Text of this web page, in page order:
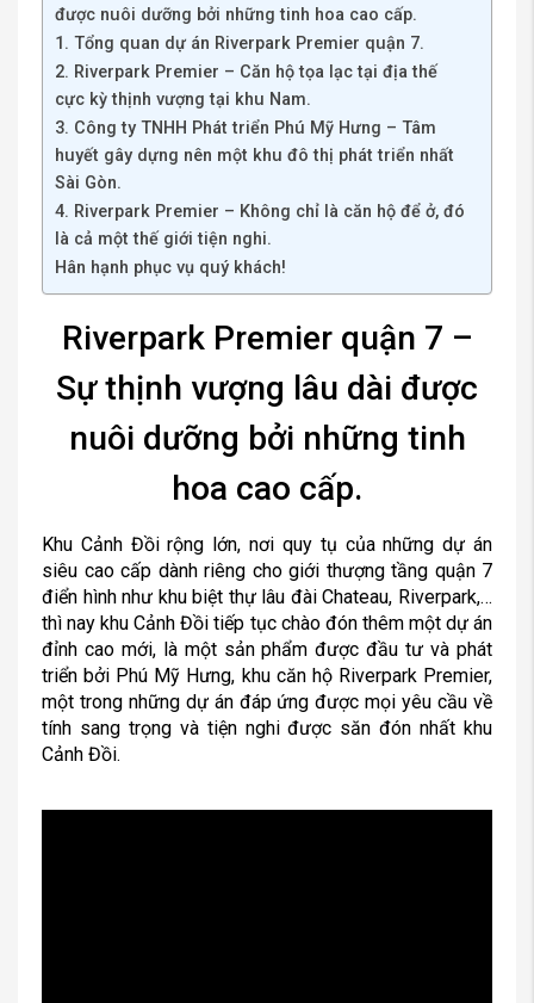
được nuôi dưỡng bởi những tinh hoa cao cấp.
1. Tổng quan dự án Riverpark Premier quận 7.
2. Riverpark Premier – Căn hộ tọa lạc tại địa thế
cực kỳ thịnh vượng tại khu Nam.
3. Công ty TNHH Phát triển Phú Mỹ Hưng – Tâm
huyết gây dựng nên một khu đô thị phát triển nhất
Sài Gòn.
4. Riverpark Premier – Không chỉ là căn hộ để ở, đó
là cả một thế giới tiện nghi.
Hân hạnh phục vụ quý khách!
Riverpark Premier quận 7 –
Sự thịnh vượng lâu dài được
nuôi dưỡng bởi những tinh
hoa cao cấp.
Khu Cảnh Đồi rộng lớn, nơi quy tụ của những dự án
siêu cao cấp dành riêng cho giới thượng tầng quận 7
điển hình như khu biệt thự lâu đài Chateau, Riverpark,…
thì nay khu Cảnh Đồi tiếp tục chào đón thêm một dự án
đỉnh cao mới, là một sản phẩm được đầu tư và phát
triển bởi Phú Mỹ Hưng, khu căn hộ Riverpark Premier,
một trong những dự án đáp ứng được mọi yêu cầu về
tính sang trọng và tiện nghi được săn đón nhất khu
Cảnh Đồi.